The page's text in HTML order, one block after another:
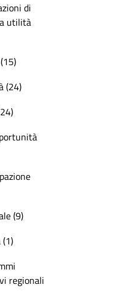
di
utilità
(24)
(9)
regionali